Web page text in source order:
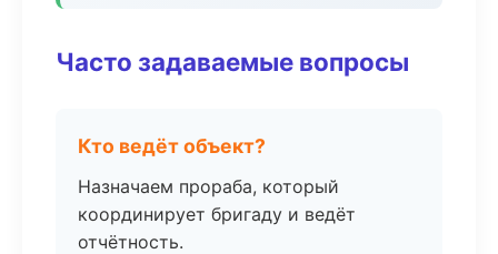
Часто задаваемые вопросы
Кто ведёт объект?
Назначаем прораба, который
координирует бригаду и ведёт
отчётность.